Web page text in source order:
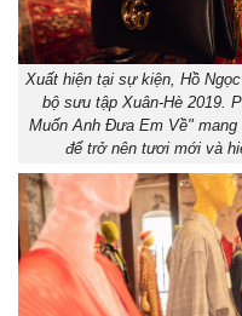
Xuất hiện tại sự kiện, Hồ
bộ sưu tập Xuân-Hè 2019.
Muốn Anh Đưa Em Về"
để trở nên tươi mới và